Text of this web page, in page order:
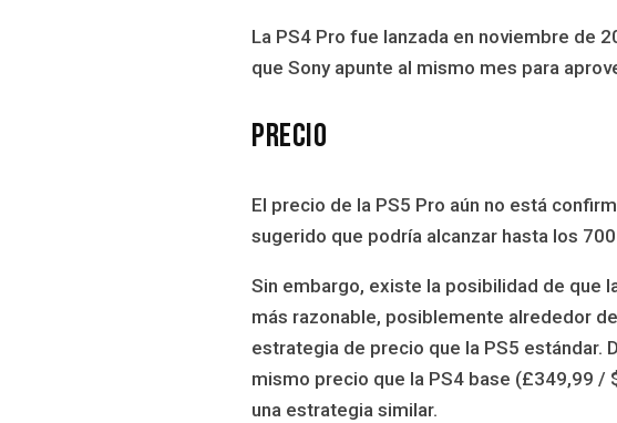
La PS4 Pro fue lanzada en noviembre de
que Sony apunte al mismo mes para
Precio
El precio de la PS5 Pro aún no está
sugerido que podría alcanzar hasta los
Sin embargo, existe la posibilidad de que
más razonable, posiblemente alrededor
estrategia de precio que la PS5 estándar.
mismo precio que la PS4 base (£349,99 /
una estrategia similar.